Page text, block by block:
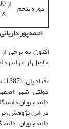
دوره پنجم
احمدپور داریانی،
اکنون به برخی
حاصل از آنها،
دانشجویان
در این پژوهش،
دانشجویان